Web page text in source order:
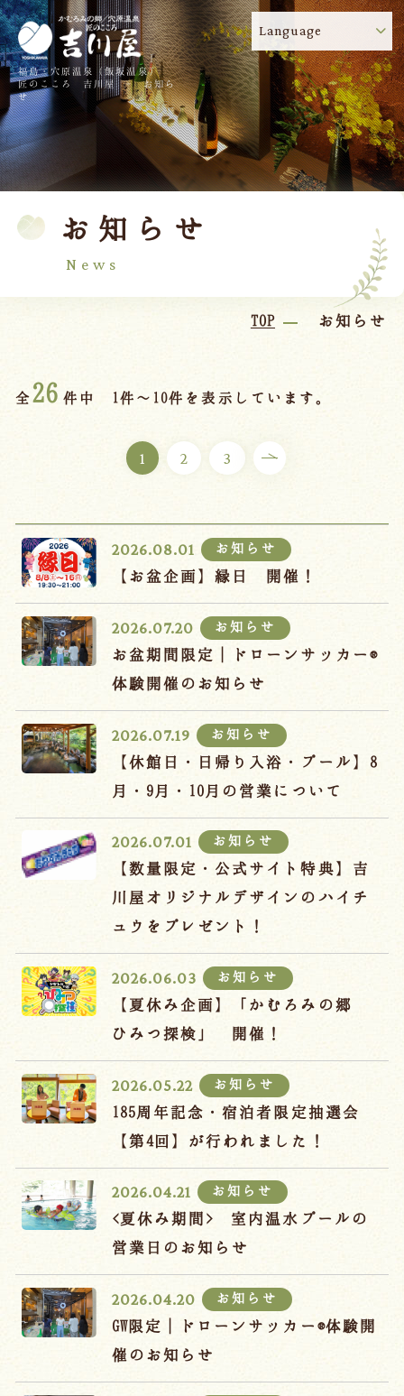
福島・穴原温泉（飯坂温泉）
匠のこころ 吉川屋 - お知ら
せ
Language
お知らせ
News
TOP お知らせ
全 26 件中 1件～10件を表示しています。
1 2 3
2026.08.01 お知らせ
【お盆企画】縁日 開催！
2026.07.20 お知らせ
お盆期間限定｜ドローンサッカー®
体験開催のお知らせ
2026.07.19 お知らせ
【休館日・日帰り入浴・プール】8
月・9月・10月の営業について
2026.07.01 お知らせ
【数量限定・公式サイト特典】吉
川屋オリジナルデザインのハイチ
ュウをプレゼント！
2026.06.03 お知らせ
【夏休み企画】「かむろみの郷
ひみつ探検」 開催！
2026.05.22 お知らせ
185周年記念・宿泊者限定抽選会
【第4回】が行われました！
2026.04.21 お知らせ
<夏休み期間> 室内温水プールの
営業日のお知らせ
2026.04.20 お知らせ
GW限定｜ドローンサッカー®体験開
催のお知らせ
! 吉川屋のコロナウイルス感染症対策について
TOP 吉川屋について
温泉 客室
料理
館内
ご宿泊プラン
お部屋からプランを選ぶ
空室カレンダーから選ぶ
会議・団体 吉川屋で過ごす特別な日
お知らせ よくあるご質問
予約確認・変更・キャンセル
キャンセルポリシー
宿泊約款
オンラインショップ
吉川屋×温泉むすめ
Follow us
Tel.024-542-2226/ 9:00~18:00
Language